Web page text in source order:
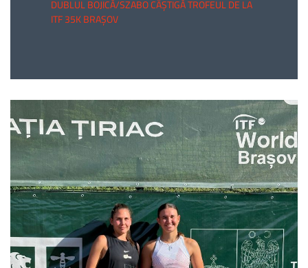
DUBLUL BOJICĂ/SZABO CÂȘTIGĂ TROFEUL DE LA
ITF 35K BRAȘOV